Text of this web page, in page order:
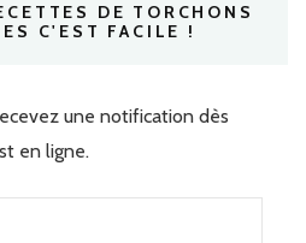
DE TORCHONS
C'EST FACILE !
une notification dès
en ligne.